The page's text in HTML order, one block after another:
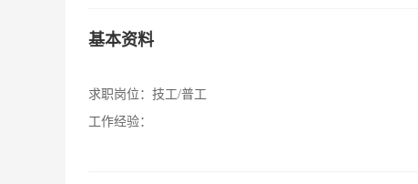
基本资料
求职岗位： 技工/普工
工作经验：